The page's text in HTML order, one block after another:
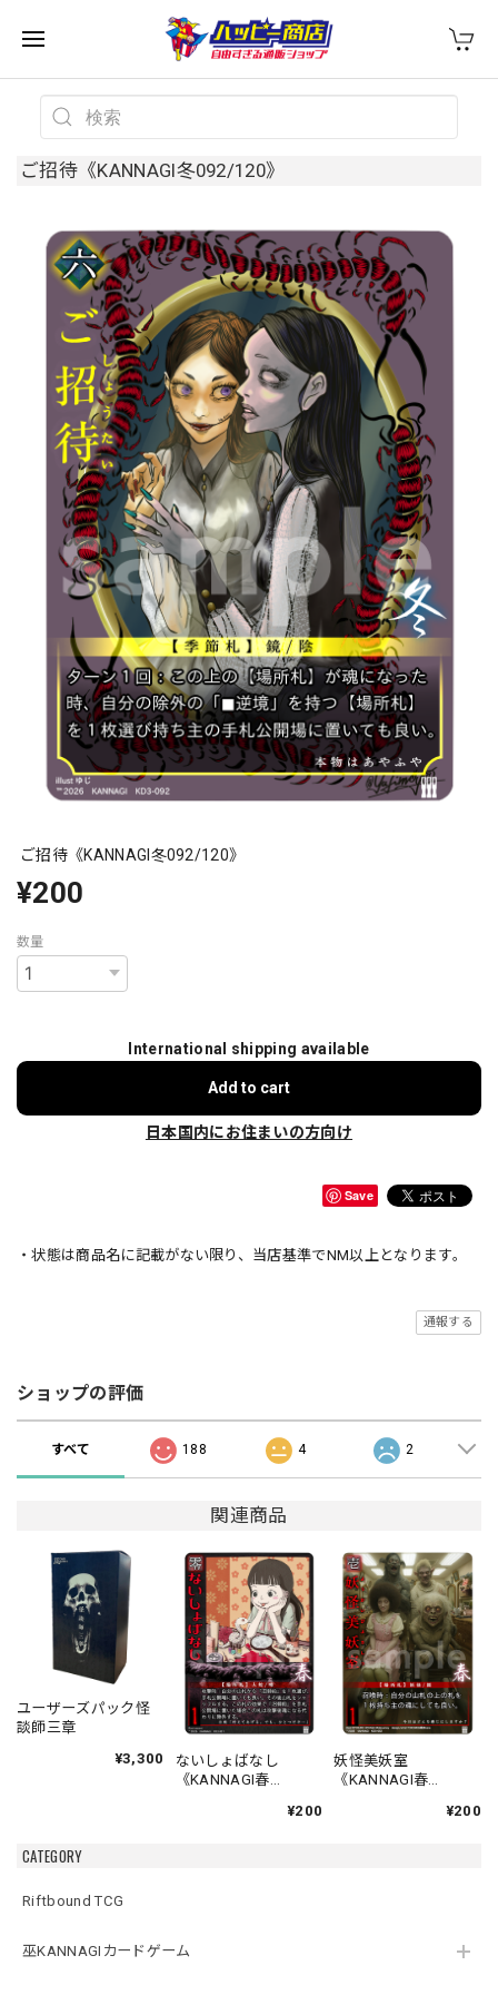
CATEGORY
Riftbound TCG
巫KANNAGIカードゲーム
ご招待《KANNAGI冬092/120》
ご招待《KANNAGI冬092/120》
¥200
数量
International shipping available
Add to cart
日本国内にお住まいの方向け
Save
・状態は商品名に記載がない限り、当店基準でNM以上となります。
通報する
ショップの評価
すべて 188 4 2
関連商品
ユーザーズパック怪
談師三章
¥3,300
ないしょばなし
《KANNAGI春
¥200
妖怪美妖室
《KANNAGI春
¥200